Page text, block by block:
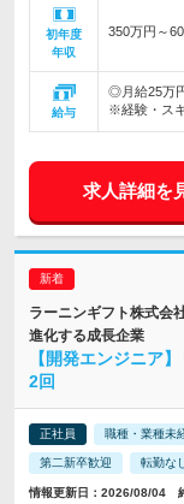
初年度
年収
350万円～
給与
◎月給25万
※経験・ス
求人詳細を
ラーニンギフト株式会
進化する成長企業
【開発エンジニア
2回
正社員 職種・業種未
第二新卒歓迎 転勤なし
情報更新日：2026/08/04